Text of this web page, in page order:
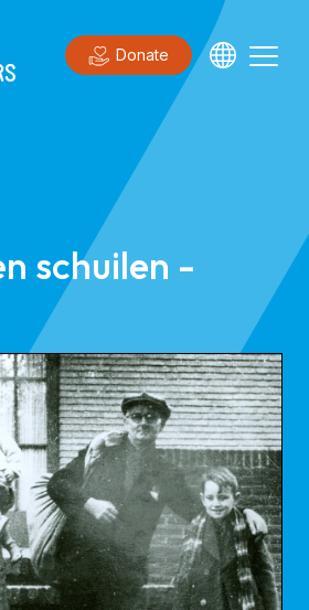
Donate
schuilen -